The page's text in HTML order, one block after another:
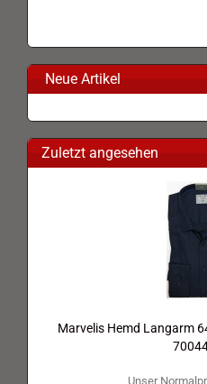
Neue Artikel
Zuletzt angesehen
Marvelis Hemd Langarm
Unser